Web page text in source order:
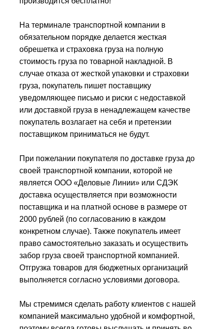
На терминале транспортной компании в
обязательном порядке делается жесткая
обрешетка и страховка груза на полную
стоимость груза по товарной накладной. В
случае отказа от жесткой упаковки и страховки
груза, покупатель пишет поставщику
уведомляющее письмо и риски с недоставкой
или доставкой груза в ненадлежащем качестве
покупатель возлагает на себя и претензии
поставщиком приниматься не будут.
При пожелании покупателя по доставке груза до
своей транспортной компании, которой не
является ООО «Деловые Линии» или СДЭК
доставка осуществляется при возможности
поставщика и на платной основе в размере от
2000 рублей (по согласованию в каждом
конкретном случае). Также покупатель имеет
право самостоятельно заказать и осуществить
забор груза своей транспортной компанией.
Отгрузка товаров для бюджетных организаций
выполняется согласно условиями договора.
Мы стремимся сделать работу клиентов с нашей
компанией максимально удобной и комфортной,